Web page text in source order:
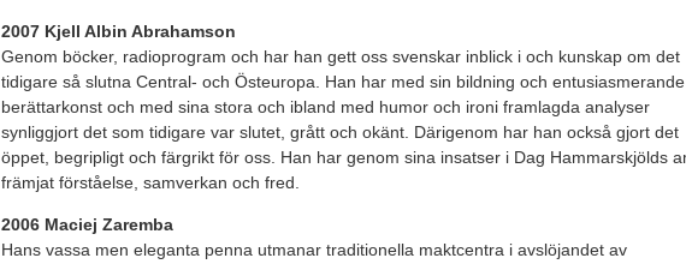
2007 Kjell Albin Abrahamson
Genom böcker, radioprogram och har han gett oss svenskar inblick i och kunskap om det
tidigare så slutna Central- och Östeuropa. Han har med sin bildning och entusiasmerande
berättarkonst och med sina stora och ibland med humor och ironi framlagda analyser
synliggjort det som tidigare var slutet, grått och okänt. Därigenom har han också gjort det
öppet, begripligt och färgrikt för oss. Han har genom sina insatser i Dag Hammarskjölds
främjat förståelse, samverkan och fred.
2006 Maciej Zaremba
Hans vassa men eleganta penna utmanar traditionella maktcentra i avslöjandet av